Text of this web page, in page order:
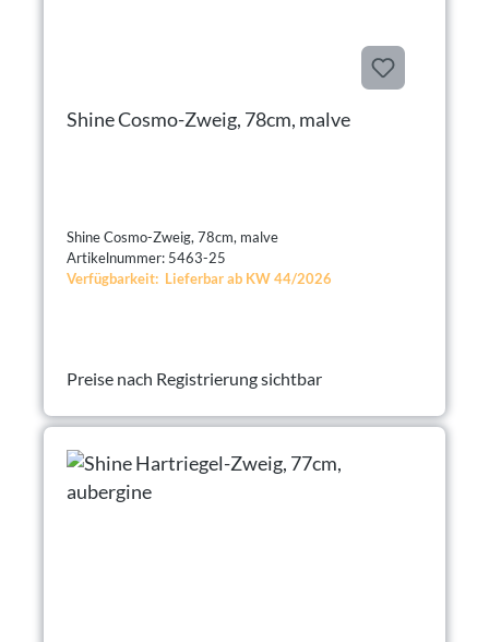
Shine Cosmo-Zweig, 78cm, malve
Shine Cosmo-Zweig, 78cm, malve
Artikelnummer: 5463-25
Verfügbarkeit: Lieferbar ab KW 44/2026
Preise nach Registrierung sichtbar